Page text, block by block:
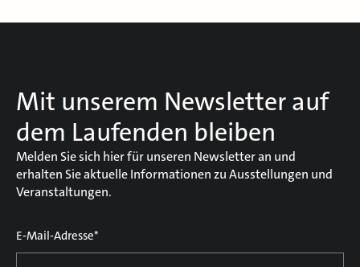
Mit unserem Newsletter auf
dem Laufenden bleiben
Melden Sie sich hier für unseren Newsletter an und
erhalten Sie aktuelle Informationen zu Ausstellungen und
Veranstaltungen.
E-Mail-Adresse*